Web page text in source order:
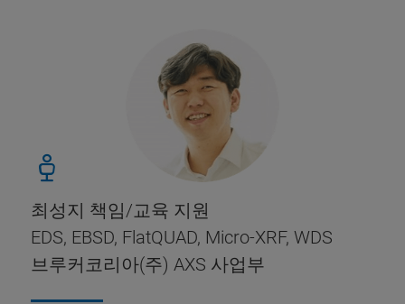
최성지 책임/교육 지원
EDS, EBSD, FlatQUAD, Micro-XRF, WDS
브루커코리아(주) AXS 사업부